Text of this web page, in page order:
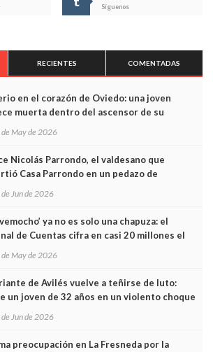
Síguenos
RECIENTES COMENTADAS
en el corazón de Oviedo: una joven
muerta dentro del ascensor de su
y las cámaras captan sus últimos minutos
de May de 2026
Nicolás Parrondo, el valdesano que
Casa Parrondo en un pedazo de
en Madrid
Jun de 2026
ya no es solo una chapuza: el
de Cuentas cifra en casi 20 millones el
de los trenes que no cabían por los
de May de 2026
de Avilés vuelve a teñirse de luto:
un joven de 32 años en un violento choque
Jun de 2026
preocupación en La Fresneda por la